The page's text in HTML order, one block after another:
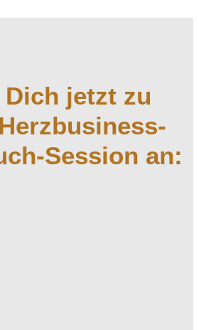
Dich jetzt zu
Session an: